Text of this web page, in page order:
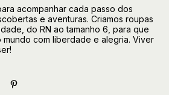
acompanhar cada passo dos
e aventuras. Criamos roupas
do RN ao tamanho 6, para que
mundo com liberdade e alegria. Viver